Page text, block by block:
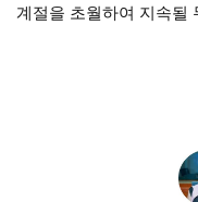
계절을 초월하여 지속될